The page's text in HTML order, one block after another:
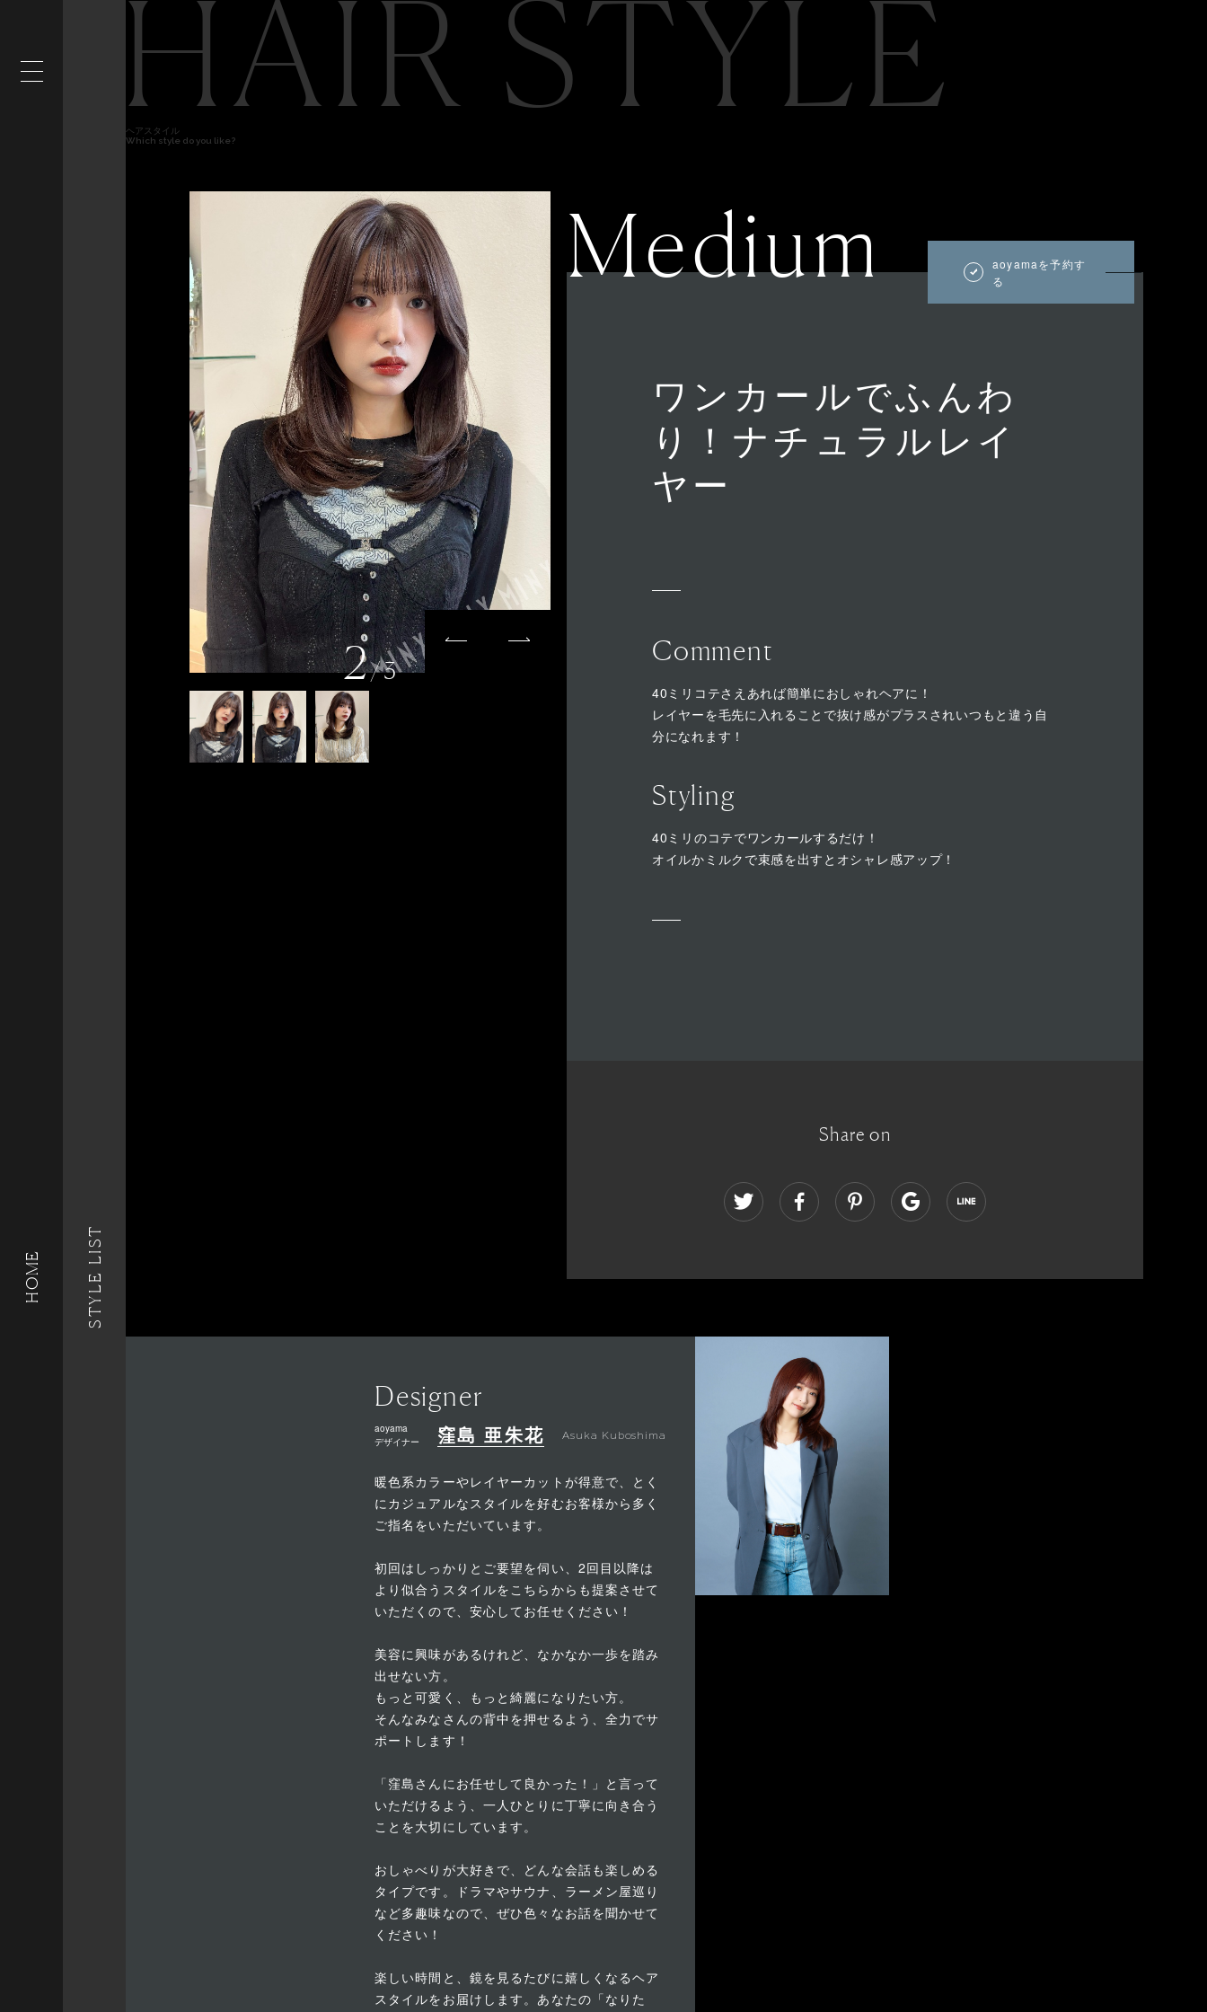
HOME STYLE LIST
HAIR STYLE
ヘアスタイル
Which style do you like?
2/3
Medium
aoyamaを予約す
る
ワンカールでふんわ
り！ナチュラルレイ
ヤー
Comment
40ミリコテさえあれば簡単におしゃれヘアに！
レイヤーを毛先に入れることで抜け感がプラスされいつもと違う自
分になれます！
Styling
40ミリのコテでワンカールするだけ！
オイルかミルクで束感を出すとオシャレ感アップ！
Share on
Designer
aoyama
デザイナー
窪島 亜朱花 Asuka Kuboshima
暖色系カラーやレイヤーカットが得意で、とく
にカジュアルなスタイルを好むお客様から多く
ご指名をいただいています。
初回はしっかりとご要望を伺い、2回目以降は
より似合うスタイルをこちらからも提案させて
いただくので、安心してお任せください！
美容に興味があるけれど、なかなか一歩を踏み
出せない方。
もっと可愛く、もっと綺麗になりたい方。
そんなみなさんの背中を押せるよう、全力でサ
ポートします！
「窪島さんにお任せして良かった！」と言って
いただけるよう、一人ひとりに丁寧に向き合う
ことを大切にしています。
おしゃべりが大好きで、どんな会話も楽しめる
タイプです。ドラマやサウナ、ラーメン屋巡り
など多趣味なので、ぜひ色々なお話を聞かせて
ください！
楽しい時間と、鏡を見るたびに嬉しくなるヘア
スタイルをお届けします。あなたの「なりた